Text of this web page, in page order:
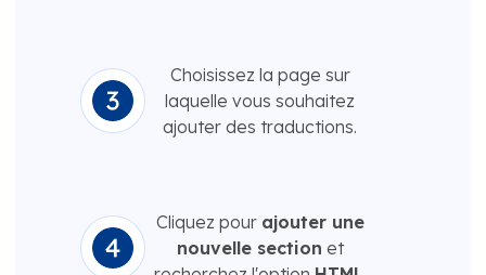
Choisissez la page sur
laquelle vous souhaitez
ajouter des traductions.
Cliquez pour ajouter une
nouvelle section et